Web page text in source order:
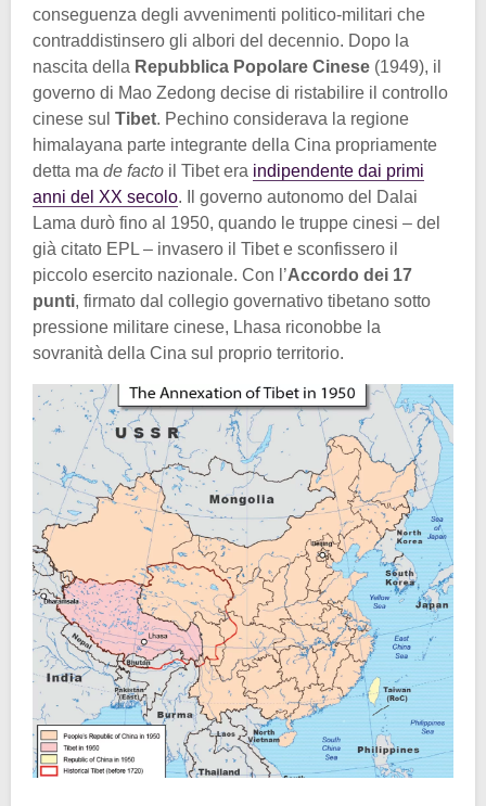
conseguenza degli avvenimenti politico-militari che
contraddistinsero gli albori del decennio. Dopo la
nascita della Repubblica Popolare Cinese (1949), il
governo di Mao Zedong decise di ristabilire il controllo
cinese sul Tibet. Pechino considerava la regione
himalayana parte integrante della Cina propriamente
detta ma de facto il Tibet era indipendente dai primi
anni del XX secolo. Il governo autonomo del Dalai
Lama durò fino al 1950, quando le truppe cinesi – del
già citato EPL – invasero il Tibet e sconfissero il
piccolo esercito nazionale. Con l’Accordo dei 17
punti, firmato dal collegio governativo tibetano sotto
pressione militare cinese, Lhasa riconobbe la
sovranità della Cina sul proprio territorio.